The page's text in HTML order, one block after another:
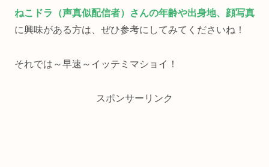
ねこドラ（声真似配信者）さんの年齢や出身地、顔写真
に興味がある方は、ぜひ参考にしてみてくださいね！
それでは～早速～イッテミマショイ！
スポンサーリンク